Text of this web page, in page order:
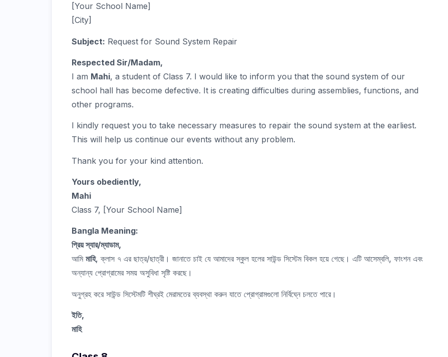
[Your School Name]
[City]
Subject: Request for Sound System Repair
Respected Sir/Madam,
I am Mahi, a student of Class 7. I would like to inform you that the sound system of our
school hall has become defective. It is creating difficulties during assemblies, functions, and
other programs.
I kindly request you to take necessary measures to repair the sound system at the earliest.
This will help us continue our events without any problem.
Thank you for your kind attention.
Yours obediently,
Mahi
Class 7, [Your School Name]
Bangla Meaning:
প্রিয় স্যার/ম্যাডাম,
আমি মাহি, ক্লাস ৭ এর ছাত্র/ছাত্রী। জানাতে চাই যে আমাদের স্কুল হলের সাউন্ড সিস্টেম বিকল হয়ে গেছে। এটি আসেম্বলি, ফাংশন এবং
অন্যান্য প্রোগ্রামের সময় অসুবিধা সৃষ্টি করছে।
অনুগ্রহ করে সাউন্ড সিস্টেমটি শীঘ্রই মেরামতের ব্যবস্থা করুন যাতে প্রোগ্রামগুলো নির্বিঘ্নে চলতে পারে।
ইতি,
মাহি